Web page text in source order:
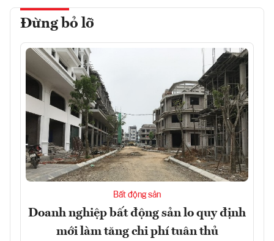
Đừng bỏ lỡ
Bất động sản
Doanh nghiệp bất động sản lo quy định
mới làm tăng chi phí tuân thủ